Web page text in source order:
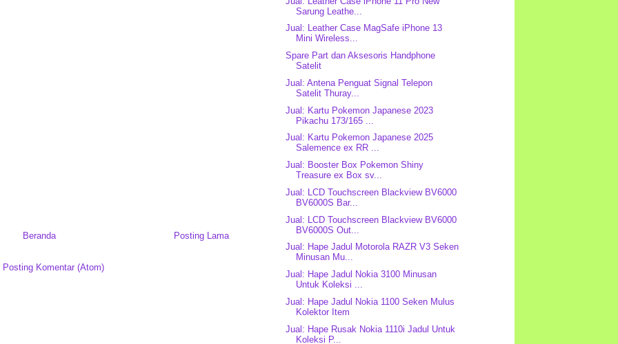
Posting Lama
Beranda
Posting Komentar (Atom)
Sarung Leathe...
Jual: Leather Case MagSafe iPhone 13
Mini Wireless...
Spare Part dan Aksesoris Handphone
Satelit
Jual: Antena Penguat Signal Telepon
Satelit Thuray...
Jual: Kartu Pokemon Japanese 2023
Pikachu 173/165 ...
Jual: Kartu Pokemon Japanese 2025
Salemence ex RR ...
Jual: Booster Box Pokemon Shiny
Treasure ex Box sv...
Jual: LCD Touchscreen Blackview BV6000
BV6000S Bar...
Jual: LCD Touchscreen Blackview BV6000
BV6000S Out...
Jual: Hape Jadul Motorola RAZR V3 Seken
Minusan Mu...
Jual: Hape Jadul Nokia 3100 Minusan
Untuk Koleksi ...
Jual: Hape Jadul Nokia 1100 Seken Mulus
Kolektor Item
Jual: Hape Rusak Nokia 1110i Jadul Untuk
Koleksi P...